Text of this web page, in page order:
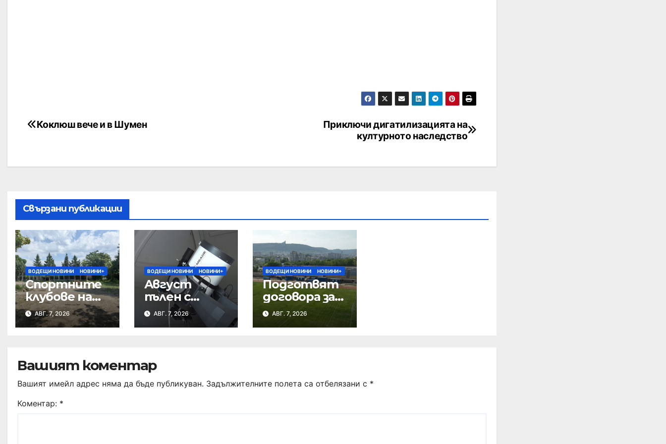
Приключи дигатилизацията на
културното наследство
Коклюш вече и в Шумен
Свързани публикации
ВОДЕЩИ НОВИНИ НОВИНИ+
Спортните
клубове на
среща с
кмета за
полк
АВГ. 7, 2026
ВОДЕЩИ НОВИНИ НОВИНИ+
Август
пълен с
небесни
спектакли
АВГ. 7, 2026
ВОДЕЩИ НОВИНИ НОВИНИ+
Подготвят
договора за
ремонта на
стадион
АВГ. 7, 2026
Вашият коментар
Вашият имейл адрес няма да бъде публикуван. Задължителните полета са отбелязани с *
Коментар: *